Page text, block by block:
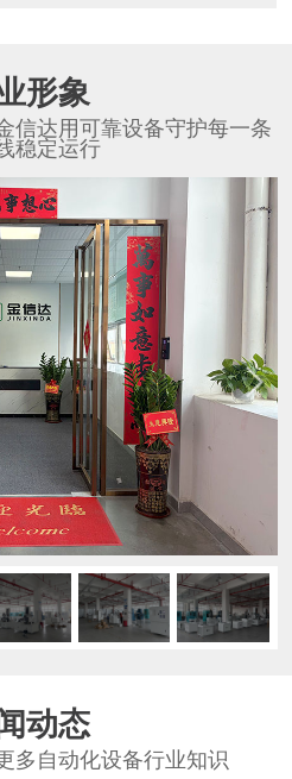
形象
信达用可靠设备守护每一条
稳定运行
动态
多自动化设备行业知识